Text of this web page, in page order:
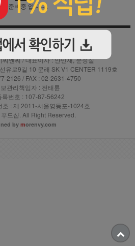
품 준비중 입니다.
처리방침|이용약관 | PC버전 바로가기
엔씨 / 대표이사 : 안민재, 문성실
유로9길 10 문래 SK V1 CENTER 1119호
2126 / FAX : 02-2631-4750
관리책임자 : 전태륜
록번호 : 107-87-56242
호 : 제 2011-서울영등포-1024호
드샵. All Right Reserved.
by morenvy.com